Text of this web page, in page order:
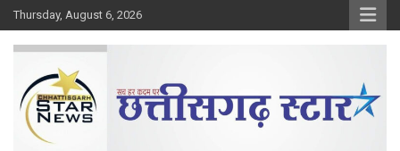
Skip
to
content
Thursday, August 6, 2026